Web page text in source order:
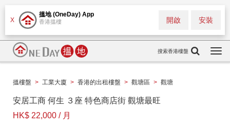
X
搵地 (OneDay) App
香港搵樓 安裝
開啟
搜索香港樓盤
搵樓盤 > 工業大廈 > 香港的出租樓盤 > 觀塘區 > 觀塘
安居工商 何生 ３座 特色商店街 觀塘最旺
HK$ 22,000 / 月